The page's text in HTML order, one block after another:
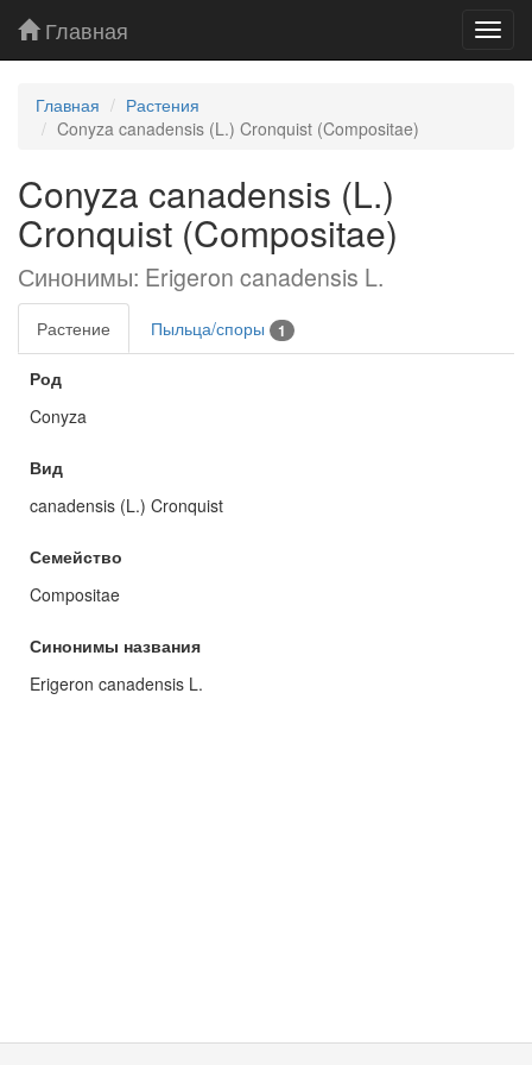
Главная
Главная
Растения
Conyza canadensis (L.) Cronquist (Compositae)
Conyza canadensis (L.)
Cronquist (Compositae)
Синонимы: Erigeron canadensis L.
Растение Пыльца/споры 1
Род
Conyza
Вид
canadensis (L.) Cronquist
Семейство
Compositae
Синонимы названия
Erigeron canadensis L.